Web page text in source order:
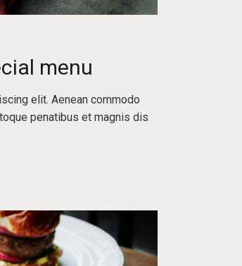
menu
elit. Aenean commodo
penatibus et magnis dis